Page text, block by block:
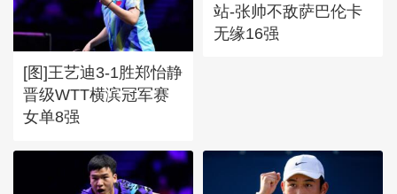
[图]王艺迪3-1胜郑怡静
晋级WTT横滨冠军赛
女单8强
站-张帅不敌萨巴伦卡
无缘16强